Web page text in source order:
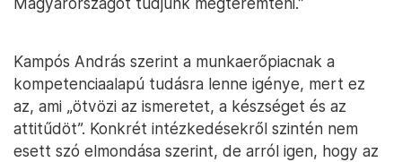
Kampós András szerint a munkaerőpiacnak a
kompetenciaalapú tudásra lenne igénye, mert ez
az, ami „ötvözi az ismeretet, a készséget és az
attitűdöt”. Konkrét intézkedésekről szintén nem
esett szó elmondása szerint, de arról igen, hogy az